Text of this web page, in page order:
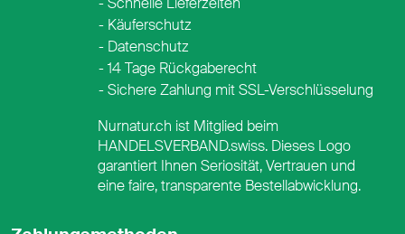
Käuferschutz
Datenschutz
14 Tage Rückgaberecht
Sichere Zahlung mit SSL-Verschlüsselung
Nurnatur.ch ist Mitglied beim
HANDELSVERBAND.swiss. Dieses Logo
garantiert Ihnen Seriosität, Vertrauen und
eine faire, transparente Bestellabwicklung.